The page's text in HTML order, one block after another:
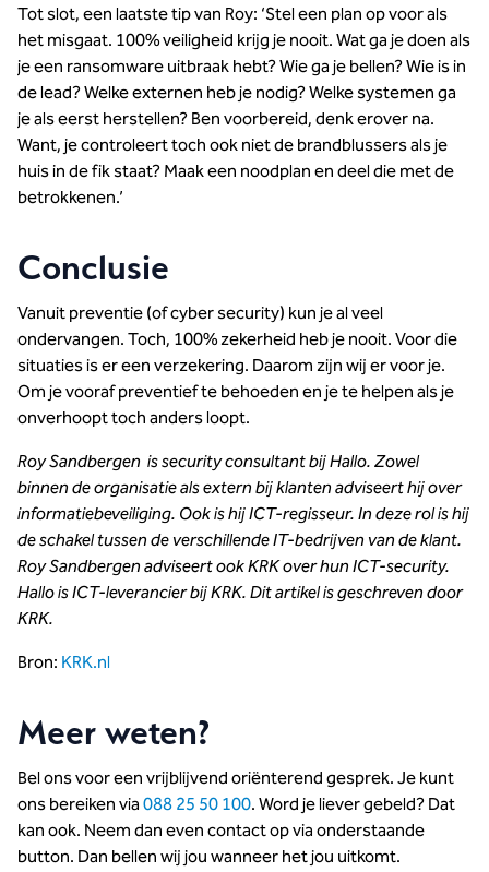
Tot slot, een laatste tip van Roy: ‘Stel een plan op voor als
het misgaat. 100% veiligheid krijg je nooit. Wat ga je doen als
je een ransomware uitbraak hebt? Wie ga je bellen? Wie is in
de lead? Welke externen heb je nodig? Welke systemen ga
je als eerst herstellen? Ben voorbereid, denk erover na.
Want, je controleert toch ook niet de brandblussers als je
huis in de fik staat? Maak een noodplan en deel die met de
betrokkenen.’
Conclusie
Vanuit preventie (of cyber security) kun je al veel
ondervangen. Toch, 100% zekerheid heb je nooit. Voor die
situaties is er een verzekering. Daarom zijn wij er voor je.
Om je vooraf preventief te behoeden en je te helpen als je
onverhoopt toch anders loopt.
Roy Sandbergen is security consultant bij Hallo. Zowel
binnen de organisatie als extern bij klanten adviseert hij over
informatiebeveiliging. Ook is hij ICT-regisseur. In deze rol is hij
de schakel tussen de verschillende IT-bedrijven van de klant.
Roy Sandbergen adviseert ook KRK over hun ICT-security.
Hallo is ICT-leverancier bij KRK.Dit artikel is geschreven door
KRK.
Bron: KRK.nl
Meer weten?
Bel ons voor een vrijblijvend oriënterend gesprek. Je kunt
ons bereiken via088 25 50 100. Word je liever gebeld? Dat
kan ook. Neem dan even contact op via onderstaande
button. Dan bellen wij jou wanneer het jou uitkomt.